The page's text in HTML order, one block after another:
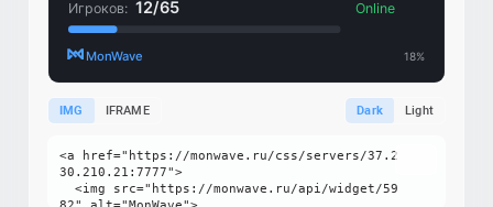
IMG IFRAME Dark Light